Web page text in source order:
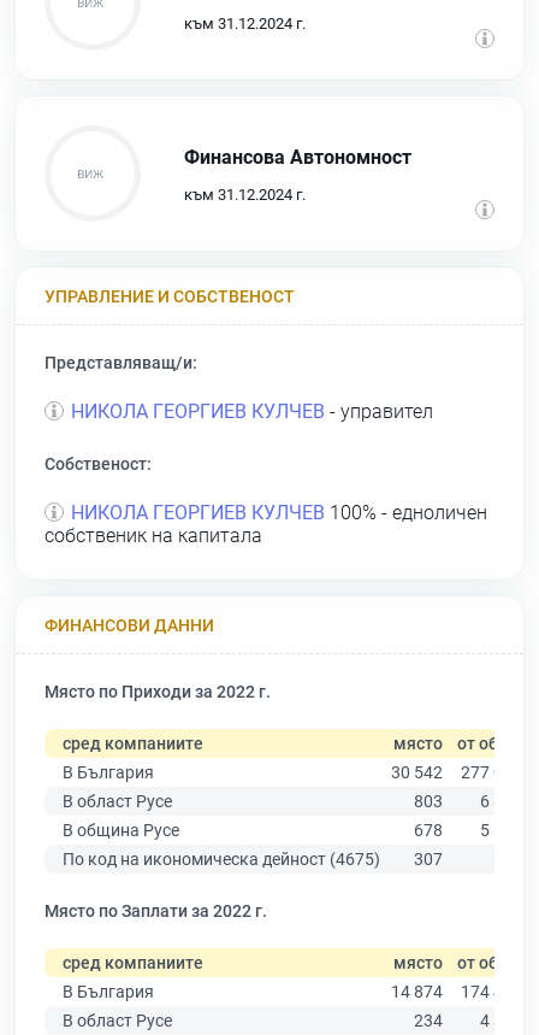
към 31.12.2024 г.
Финансова Автономност
към 31.12.2024 г.
УПРАВЛЕНИЕ И СОБСТВЕНОСТ
Представляващ/и:
НИКОЛА ГЕОРГИЕВ КУЛЧЕВ - управител
Собственост:
НИКОЛА ГЕОРГИЕВ КУЛЧЕВ 100% - едноличен
собственик на капитала
ФИНАНСОВИ ДАННИ
Място по Приходи за 2022 г.
сред компаниите място от общо
В България
30 542
277 019
В област Русе
803
6 851
В община Русе
678
5 883
По код на икономическа дейност (4675)
307
Място по Заплати за 2022 г.
сред компаниите място от общо
В България
14 874
174 403
В област Русе
234
4 390